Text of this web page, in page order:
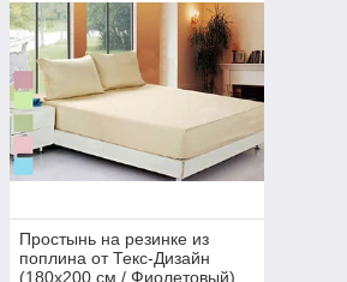
Простынь на резинке из
поплина от Текс-Дизайн
(180х200 см / Фиолетовый)